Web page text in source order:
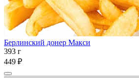
Берлинский донер Макси
393 г
449 ₽